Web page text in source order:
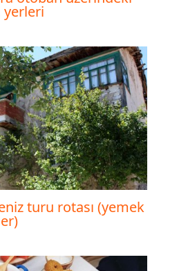
yerleri
turu rotası (yemek